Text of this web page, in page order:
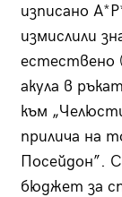
изписано
измислили
естествено (
акула в
към
прилича на
Посейдон”.
бюджет за